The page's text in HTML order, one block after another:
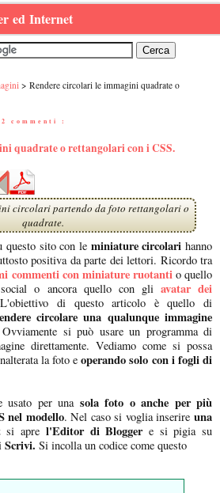
ed Internet
Rendere circolari le immagini quadrate o
2 commenti :
quadrate o rettangolari con i CSS.
circolari partendo da foto rettangolari o
quadrate.
questo sito con le miniature circolari hanno
positiva da parte dei lettori. Ricordo tra
commenti con miniature ruotantio quello
o ancora quello con gli avatar dei
di questo articolo è quello di
circolare una qualunque immagine
Ovviamente si può usare un programma di
direttamente. Vediamo come si possa
la foto eoperando solo con i fogli di
usato per una sola foto o anche per più
nel modello. Nel caso si voglia inserireuna
si apre l'Editor di Bloggere si pigia su
Scrivi. Si incolla un codice come questo